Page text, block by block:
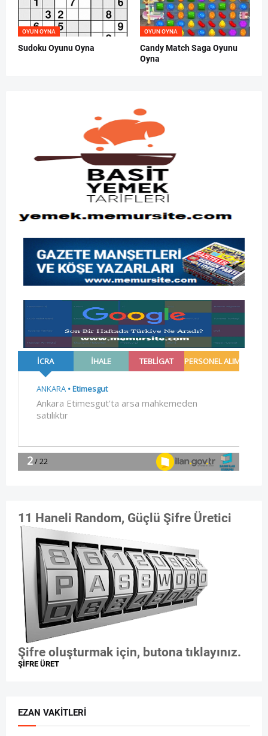
OYUN OYNA
Sudoku Oyunu Oyna
OYUN OYNA
Candy Match Saga Oyunu
Oyna
11 Haneli Random, Güçlü Şifre Üretici
Şifre oluşturmak için, butona tıklayınız.
ŞİFRE ÜRET
EZAN VAKITLERI